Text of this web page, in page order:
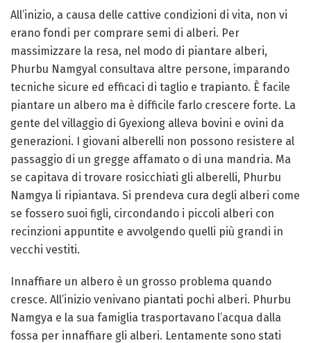
All’inizio, a causa delle cattive condizioni di vita, non vi
erano fondi per comprare semi di alberi. Per
massimizzare la resa, nel modo di piantare alberi,
Phurbu Namgyal consultava altre persone, imparando
tecniche sicure ed efficaci di taglio e trapianto. È facile
piantare un albero ma è difficile farlo crescere forte. La
gente del villaggio di Gyexiong alleva bovini e ovini da
generazioni. I giovani alberelli non possono resistere al
passaggio di un gregge affamato o di una mandria. Ma
se capitava di trovare rosicchiati gli alberelli, Phurbu
Namgya li ripiantava. Si prendeva cura degli alberi come
se fossero suoi figli, circondando i piccoli alberi con
recinzioni appuntite e avvolgendo quelli più grandi in
vecchi vestiti.
Innaffiare un albero è un grosso problema quando
cresce. All’inizio venivano piantati pochi alberi. Phurbu
Namgya e la sua famiglia trasportavano l’acqua dalla
fossa per innaffiare gli alberi. Lentamente sono stati